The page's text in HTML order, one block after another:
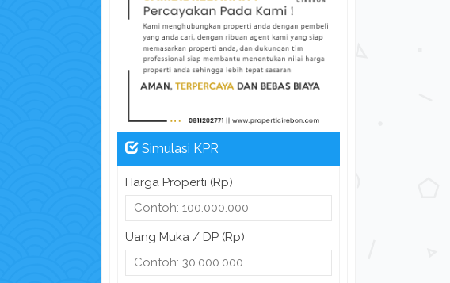
Simulasi KPR
Harga Properti (Rp)
Uang Muka / DP (Rp)